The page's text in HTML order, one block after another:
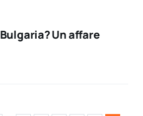
Un affare